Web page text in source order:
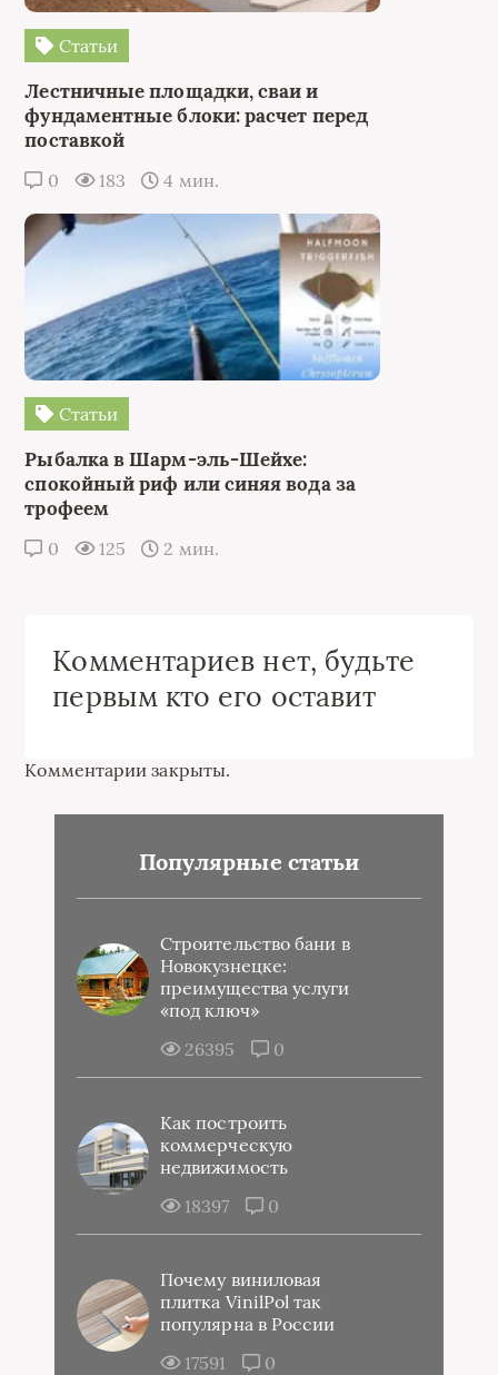
Статьи
Лестничные площадки, сваи и
фундаментные блоки: расчет перед
поставкой
0 183 4 мин.
Статьи
Рыбалка в Шарм-эль-Шейхе:
спокойный риф или синяя вода за
трофеем
0 125 2 мин.
Комментариев нет, будьте
первым кто его оставит
Комментарии закрыты.
Популярные статьи
Строительство бани в
Новокузнецке:
преимущества услуги
«под ключ»
26395
0
Как построить
коммерческую
недвижимость
18397
0
Почему виниловая
плитка VinilPol так
популярна в России
17591
0